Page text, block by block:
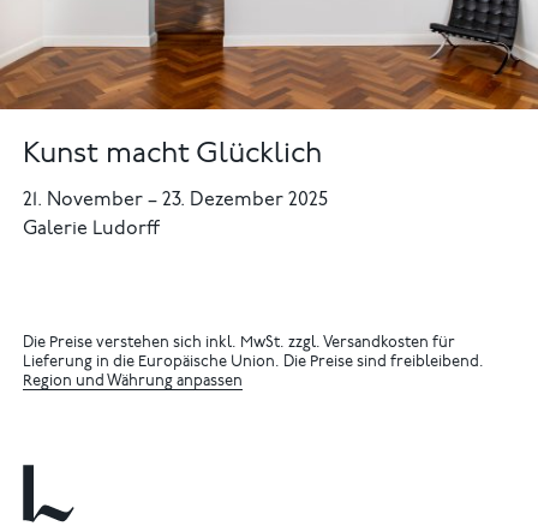
Kunst macht Glücklich
21. November–23. Dezember 2025
Galerie Ludorff
Die Preise verstehen sich inkl. MwSt. zzgl. Versandkosten für
Lieferung in die Europäische Union. Die Preise sind freibleibend.
Region und Währung anpassen